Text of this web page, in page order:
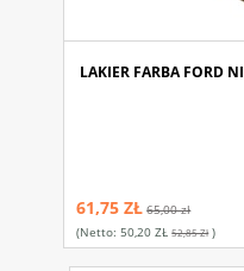
LAKIER FARBA FORD
61,75 ZŁ 65,00 zł
(netto: 50,20 ZŁ 52,85 Zł)